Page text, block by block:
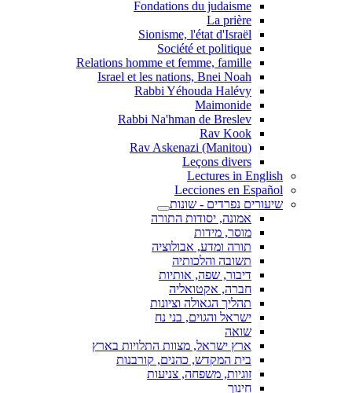
Fondations du judaisme
La prière
Sionisme, l'état d'Israël
Société et politique
Relations homme et femme, famille
Israel et les nations, Bnei Noah
Rabbi Yéhouda Halévy
Maimonide
Rabbi Na'hman de Breslev
Rav Kook
(Rav Askenazi (Manitou
Leçons divers
Lectures in English
Lecciones en Español
שיעורים נפרדים - שונות
אמונה, יסודות התורה
מוסר, מידות
תורה ומדע, אבולוציה
תשובה והלכותיה
דיבור, שפה, אותיות
חברה, אקטואליה
תהליך הגאולה וציונות
ישראל והגוים, בני נח
שואה
ארץ ישראל, מצוות התלויות בארץ
בית המקדש, כהנים, קורבנות
זוגיות, משפחה, צניעות
חינוך